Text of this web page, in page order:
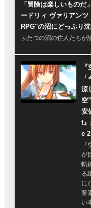
「冒険は楽しいもの
ードリィ ヴァリアン
RPG"の沼にどっぷり
ふたつの沼の住人たちが
涼
空
安
t
e
が
軌
る
に
要
い